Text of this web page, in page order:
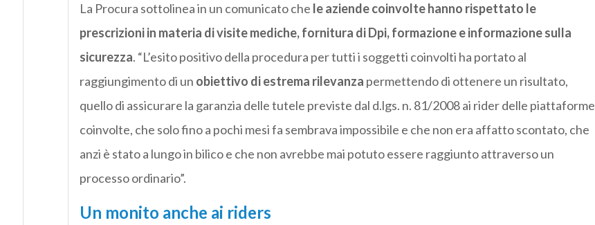
La Procura sottolinea in un comunicato che le aziende coinvolte hanno rispettato le
prescrizioni in materia di visite mediche, fornitura di Dpi, formazione e informazione sulla
sicurezza. “L’esito positivo della procedura per tutti i soggetti coinvolti ha portato al
raggiungimento di un obiettivo di estrema rilevanza permettendo di ottenere un risultato,
quello di assicurare la garanzia delle tutele previste dal d.lgs. n. 81/2008 ai rider delle piattaforme
coinvolte, che solo fino a pochi mesi fa sembrava impossibile e che non era affatto scontato, che
anzi è stato a lungo in bilico e che non avrebbe mai potuto essere raggiunto attraverso un
processo ordinario”.
Un monito anche ai riders